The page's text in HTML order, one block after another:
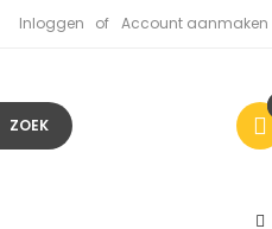
Inloggen Account aanmaken
ZOEK